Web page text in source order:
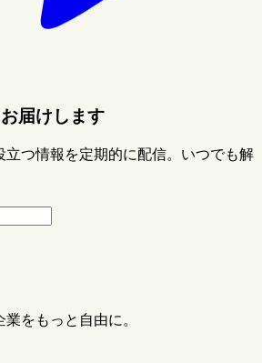
届けします
立つ情報を定期的に配信。いつでも解
をもっと自由に。